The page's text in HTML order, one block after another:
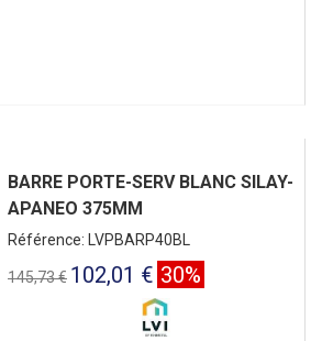
BARRE PORTE-SERV BLANC SILAY-
APANEO 375MM
Référence: LVPBARP40BL
145,73 € 102,01 € 30%